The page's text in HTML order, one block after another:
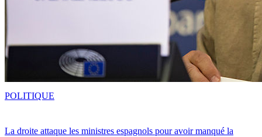
La droite attaque les ministres espagnols pour avoir manqué la
POLITIQUE